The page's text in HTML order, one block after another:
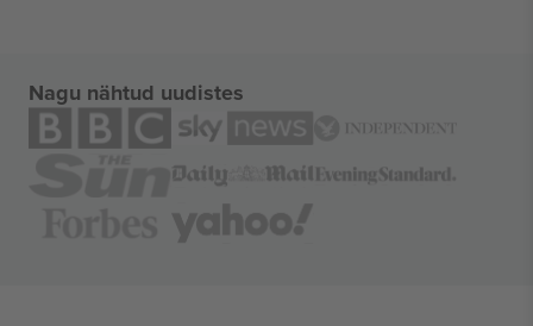
Nagu nähtud uudistes